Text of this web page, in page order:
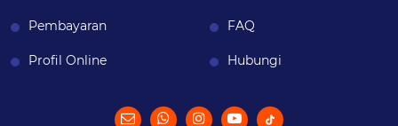
Pembayaran
Profil Online
FAQ
Hubungi